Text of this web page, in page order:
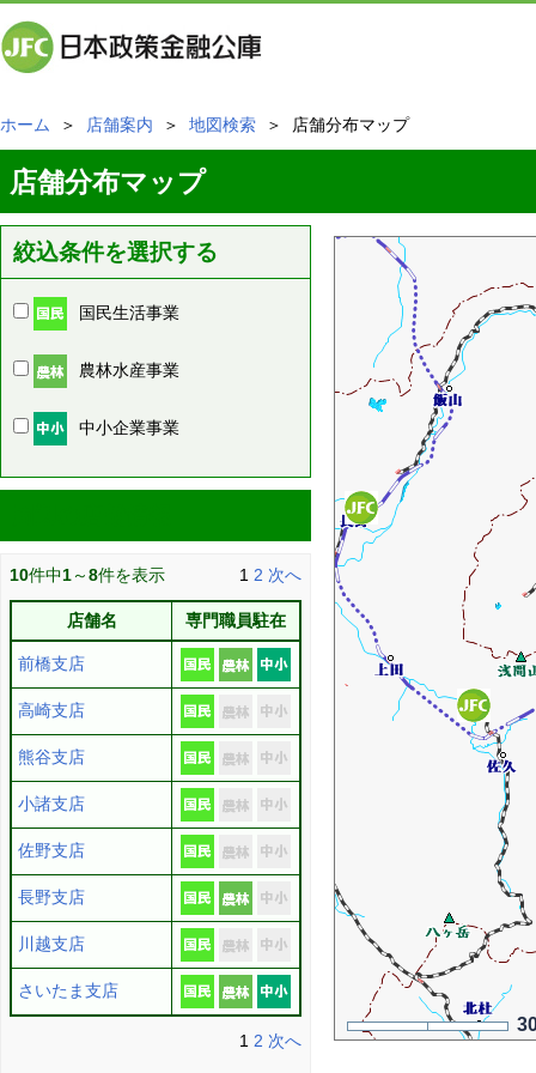
ホーム ＞ 店舗案内 ＞ 地図検索 ＞ 店舗分布マップ
店舗分布マップ
絞込条件を選択する
国民生活事業
農林水産事業
中小企業事業
10件中1～8件を表示 1 2 次へ
店舗名 専門職員駐在
前橋支店
高崎支店
熊谷支店
小諸支店
佐野支店
長野支店
川越支店
さいたま支店
1 2 次へ